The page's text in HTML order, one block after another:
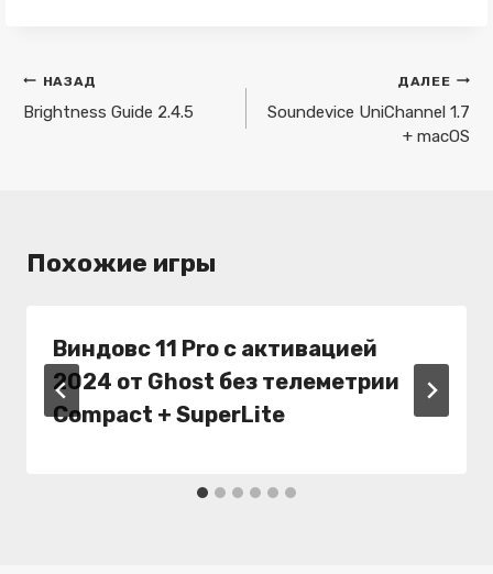
Навигация
по
НАЗАД
Brightness Guide 2.4.5
ДАЛЕЕ
Soundevice UniChannel 1.7
+ macOS
Похожие игры
Виндовс 11 Pro с активацией
2024 от Ghost без телеметрии
Compact + SuperLite